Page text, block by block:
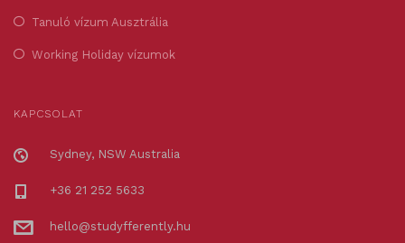
Tanuló vízum Ausztrália
Working Holiday vízumok
KAPCSOLAT
Sydney, NSW Australia
+36 21 252 5633
hello@studyfferently.hu